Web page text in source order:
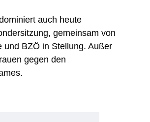
auch heute
gemeinsam von
und BZÖ in Stellung. Außer
gegen den